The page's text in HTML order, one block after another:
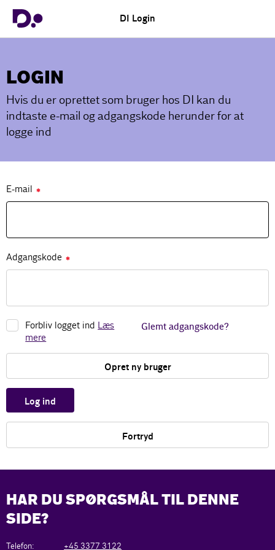
DI Login
LOGIN
Hvis du er oprettet som bruger hos DI kan du
indtaste e-mail og adgangskode herunder for at
logge ind
E-mail ✱
Adgangskode ✱
Forbliv logget ind Læs
mere
Glemt adgangskode?
Opret ny bruger
Log ind
Fortryd
HAR DU SPØRGSMÅL TIL DENNE
SIDE?
Telefon: +45 3377 3122